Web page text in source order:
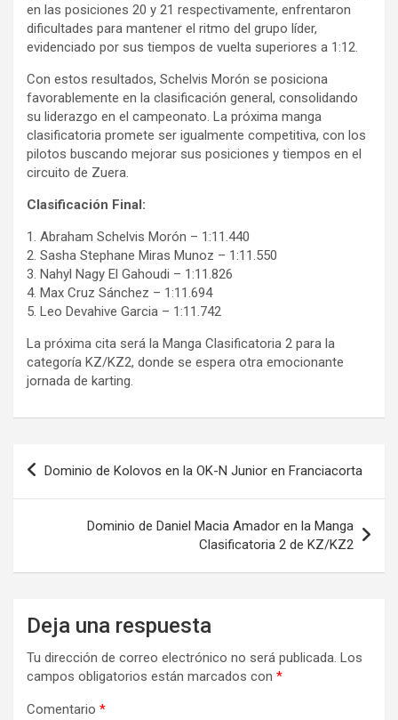
en las posiciones 20 y 21 respectivamente, enfrentaron
dificultades para mantener el ritmo del grupo líder,
evidenciado por sus tiempos de vuelta superiores a 1:12.
Con estos resultados, Schelvis Morón se posiciona
favorablemente en la clasificación general, consolidando
su liderazgo en el campeonato. La próxima manga
clasificatoria promete ser igualmente competitiva, con los
pilotos buscando mejorar sus posiciones y tiempos en el
circuito de Zuera.
Clasificación Final:
1. Abraham Schelvis Morón – 1:11.440
2. Sasha Stephane Miras Munoz – 1:11.550
3. Nahyl Nagy El Gahoudi – 1:11.826
4. Max Cruz Sánchez – 1:11.694
5. Leo Devahive Garcia – 1:11.742
La próxima cita será la Manga Clasificatoria 2 para la
categoría KZ/KZ2, donde se espera otra emocionante
jornada de karting.
Navegación
entradas
Dominio de Kolovos en la OK-N Junior en Franciacorta
Dominio de Daniel Macia Amador en la Manga
Clasificatoria 2 de KZ/KZ2
Deja una respuesta
Tu dirección de correo electrónico no será publicada. Los
campos obligatorios están marcados con *
Comentario *